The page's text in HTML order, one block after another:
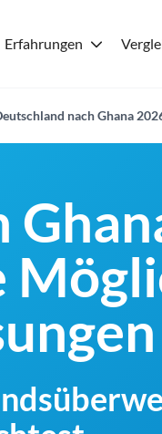
Erfahrungen
nach Ghana